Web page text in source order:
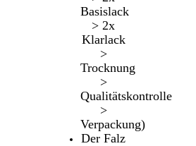
Basislack
> 2x
Klarlack
>
Trocknung
>
Qualitätskontrolle
>
Verpackung)
Der Falz